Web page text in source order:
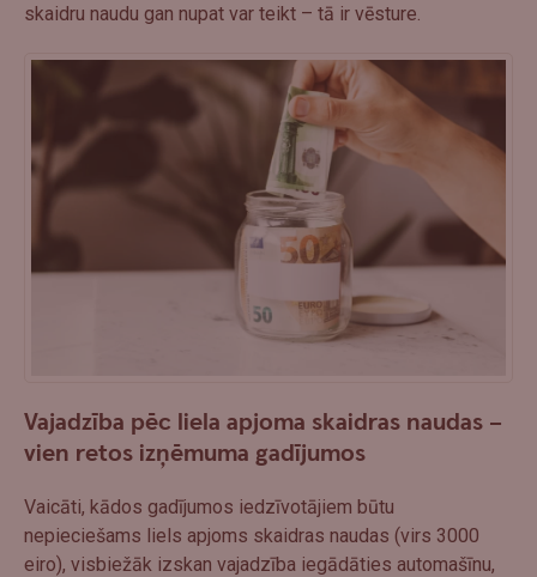
skaidru naudu gan nupat var teikt – tā ir vēsture.
Vajadzība pēc liela apjoma skaidras naudas –
vien retos izņēmuma gadījumos
Vaicāti, kādos gadījumos iedzīvotājiem būtu
nepieciešams liels apjoms skaidras naudas (virs 3000
eiro), visbiežāk izskan vajadzība iegādāties automašīnu,